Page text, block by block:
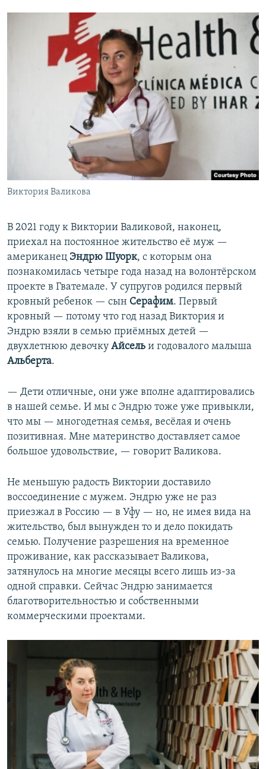
Виктория Валикова
В 2021 году к Виктории Валиковой, наконец,
приехал на постоянное жительство её муж —
американец Эндрю Шуорк, с которым она
познакомилась четыре года назад на волонтёрском
проекте в Гватемале. У супругов родился первый
кровный ребенок — сын Серафим. Первый
кровный — потому что год назад Виктория и
Эндрю взяли в семью приёмных детей —
двухлетнюю девочку Айсель и годовалого малыша
Альберта.
— Дети отличные, они уже вполне адаптировались
в нашей семье. И мы с Эндрю тоже уже привыкли,
что мы — многодетная семья, весёлая и очень
позитивная. Мне материнство доставляет самое
большое удовольствие, — говорит Валикова.
Не меньшую радость Виктории доставило
воссоединение с мужем. Эндрю уже не раз
приезжал в Россию — в Уфу — но, не имея вида на
жительство, был вынужден то и дело покидать
семью. Получение разрешения на временное
проживание, как рассказывает Валикова,
затянулось на многие месяцы всего лишь из-за
одной справки. Сейчас Эндрю занимается
благотворительностью и собственными
коммерческими проектами.